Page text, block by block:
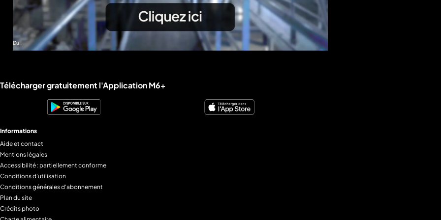
Du
09
Liens utiles M6+.
Télécharger gratuitement l'Application M6+
Informations
Aide et contact
Mentions légales
Accessibilité : partiellement conforme
Conditions d'utilisation
Conditions générales d'abonnement
Plan du site
Crédits photo